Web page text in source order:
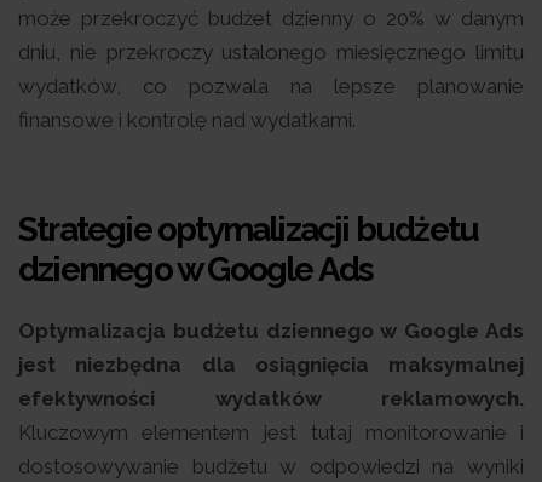
może przekroczyć budżet dzienny o 20% w danym
dniu, nie przekroczy ustalonego miesięcznego limitu
wydatków, co pozwala na lepsze planowanie
finansowe i kontrolę nad wydatkami.
Strategie optymalizacji budżetu
dziennego w Google Ads
Optymalizacja budżetu dziennego w Google Ads
jest niezbędna dla osiągnięcia maksymalnej
efektywności wydatków reklamowych.
Kluczowym elementem jest tutaj monitorowanie i
dostosowywanie budżetu w odpowiedzi na wyniki